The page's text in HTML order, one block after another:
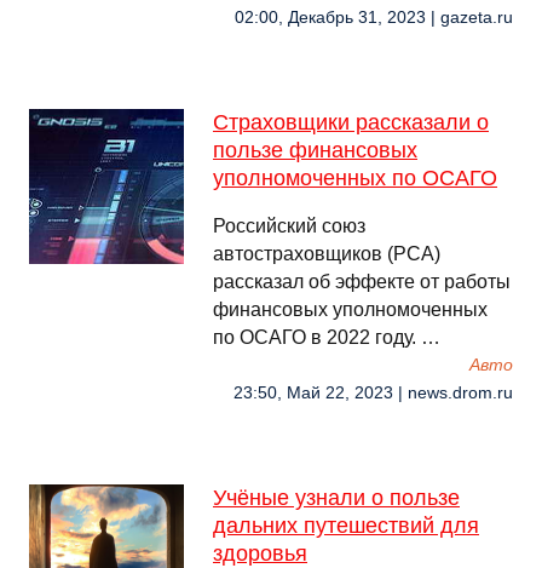
02:00, Декабрь 31, 2023 | gazeta.ru
Страховщики рассказали о
пользе финансовых
уполномоченных по ОСАГО
Российский союз
автостраховщиков (РСА)
рассказал об эффекте от работы
финансовых уполномоченных
по ОСАГО в 2022 году. …
Авто
23:50, Май 22, 2023 | news.drom.ru
Учёные узнали о пользе
дальних путешествий для
здоровья